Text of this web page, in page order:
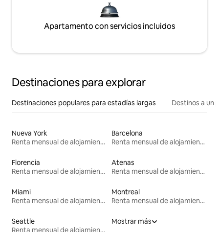
Apartamento con servicios incluidos
Destinaciones para explorar
Destinaciones populares para estadías largas Destinos a un
Nueva York
Renta mensual de alojamientos
Barcelona
Renta mensual de alojamientos
Florencia
Renta mensual de alojamientos
Atenas
Renta mensual de alojamientos
Miami
Renta mensual de alojamientos
Montreal
Renta mensual de alojamientos
Seattle
Renta mensual de alojamientos
Mostrar más